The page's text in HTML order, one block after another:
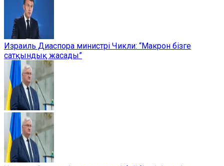
Израиль Диаспора министрі Чикли: “Макрон бізге
сатқындық жасады”